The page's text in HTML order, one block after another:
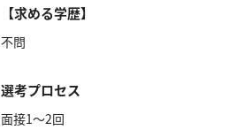
【求める学歴】
不問
選考プロセス
面接1～2回